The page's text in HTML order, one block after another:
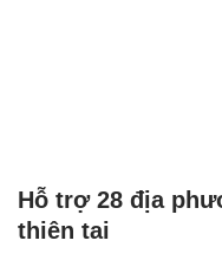
Hỗ trợ 28 địa
thiên tai